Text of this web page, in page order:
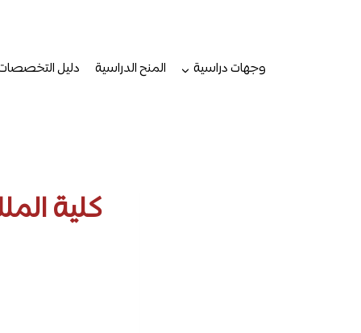
وجهات دراسية
المنح الدراسية دليل